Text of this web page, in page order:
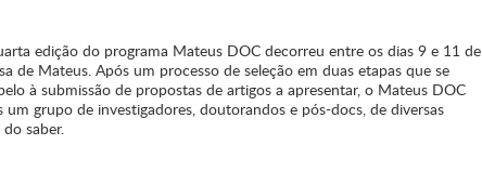
edição do programa Mateus DOC decorreu entre os dias 9 e 11 de
de Mateus. Após um processo de seleção em duas etapas que se
à submissão de propostas de artigos a apresentar, o Mateus DOC
um grupo de investigadores, doutorandos e pós-docs, de diversas
saber.